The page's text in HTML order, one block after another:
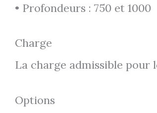
• Profondeurs : 750 et 1000
Charge
La charge admissible pour
Options